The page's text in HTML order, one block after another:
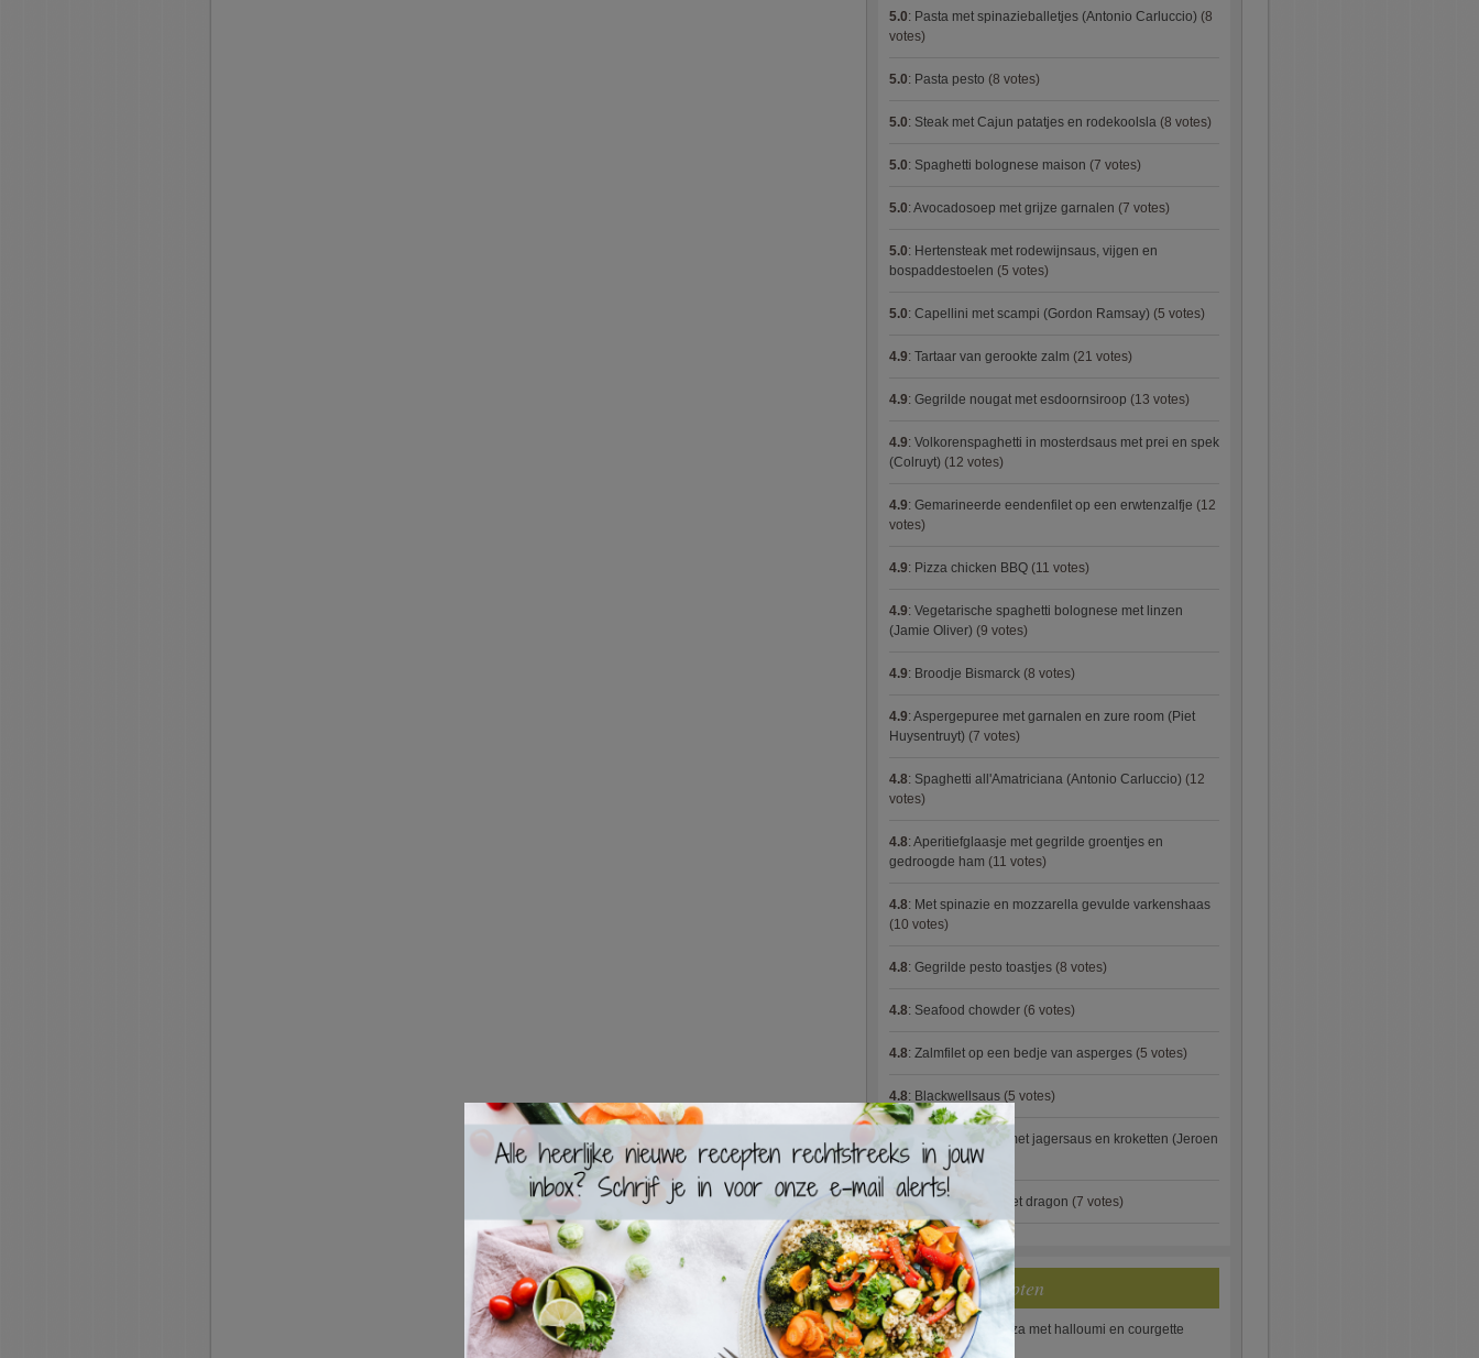
5.0: Pasta met spinazieballetjes (Antonio Carluccio) (8
votes)
5.0: Pasta pesto (8 votes)
5.0: Steak met Cajun patatjes en rodekoolsla (8 votes)
5.0: Spaghetti bolognese maison (7 votes)
5.0: Avocadosoep met grijze garnalen (7 votes)
5.0: Hertensteak met rodewijnsaus, vijgen en
bospaddestoelen (5 votes)
5.0: Capellini met scampi (Gordon Ramsay) (5 votes)
4.9: Tartaar van gerookte zalm (21 votes)
4.9: Gegrilde nougat met esdoornsiroop (13 votes)
4.9: Volkorenspaghetti in mosterdsaus met prei en spek
(Colruyt) (12 votes)
4.9: Gemarineerde eendenfilet op een erwtenzalfje (12
votes)
4.9: Pizza chicken BBQ (11 votes)
4.9: Vegetarische spaghetti bolognese met linzen
(Jamie Oliver) (9 votes)
4.9: Broodje Bismarck (8 votes)
4.9: Aspergepuree met garnalen en zure room (Piet
Huysentruyt) (7 votes)
4.8: Spaghetti all'Amatriciana (Antonio Carluccio) (12
votes)
4.8: Aperitiefglaasje met gegrilde groentjes en
gedroogde ham (11 votes)
4.8: Met spinazie en mozzarella gevulde varkenshaas
(10 votes)
4.8: Gegrilde pesto toastjes (8 votes)
4.8: Seafood chowder (6 votes)
4.8: Zalmfilet op een bedje van asperges (5 votes)
4.8: Blackwellsaus (5 votes)
4.7
Varkenshaasje met jagersaus en kroketten (Jeroen
Meus)(15 votes)
4.7:Gestoofde kip met dragon (7 votes)
Nieuwste Recepten
Turkse pizza met halloumi en courgette
×